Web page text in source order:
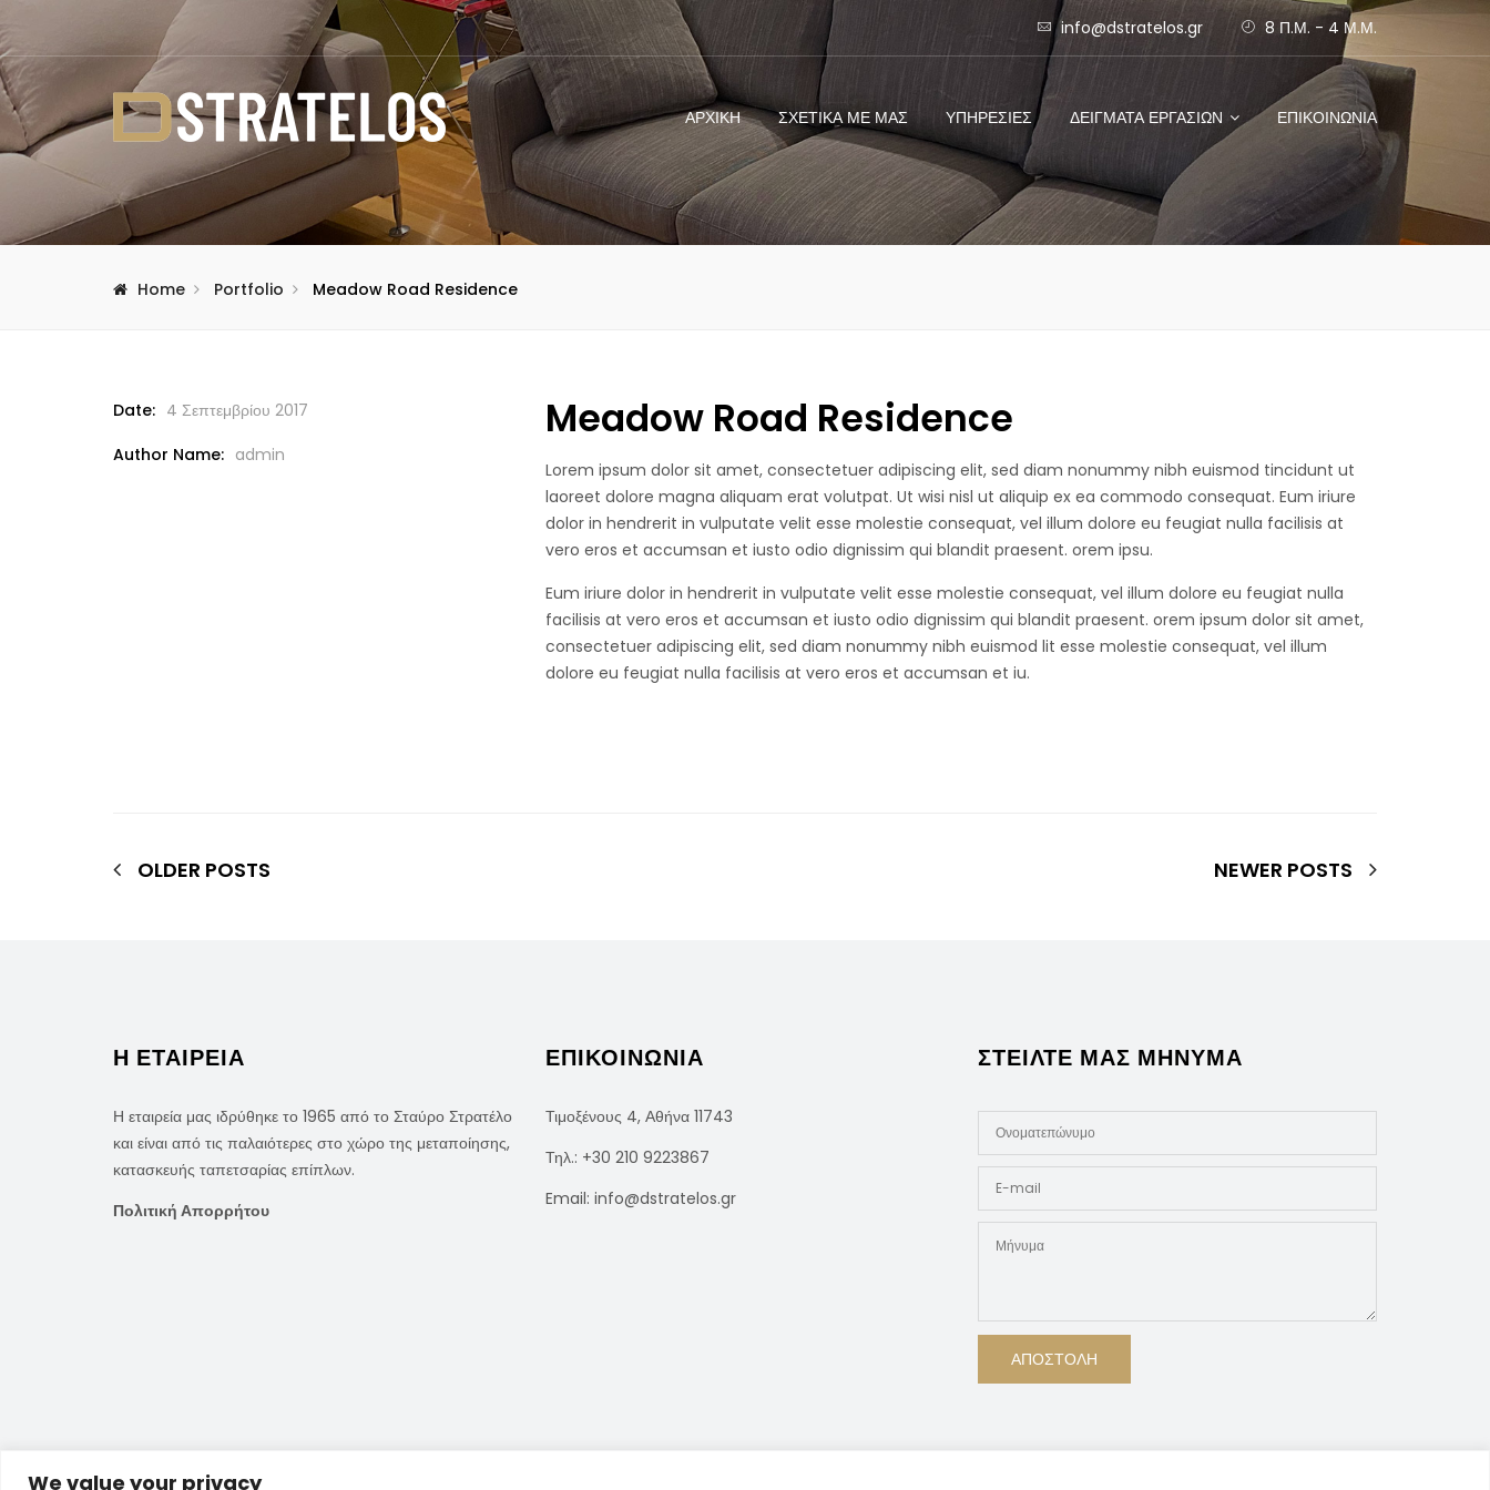
We value your privacy
info@dstratelos.gr 8 Π.Μ. - 4 Μ.Μ.
ΑΡΧΙΚΗ ΣΧΕΤΙΚΑ ΜΕ ΜΑΣ ΥΠΗΡΕΣΙΕΣ ΔΕΙΓΜΑΤΑ ΕΡΓΑΣΙΩΝ ΕΠΙΚΟΙΝΩΝΙΑ
Home Portfolio Meadow Road Residence
Date: 4 Σεπτεμβρίου 2017
Author Name: admin
Meadow Road Residence
Lorem ipsum dolor sit amet, consectetuer adipiscing elit, sed diam nonummy nibh euismod tincidunt ut
laoreet dolore magna aliquam erat volutpat. Ut wisi nisl ut aliquip ex ea commodo consequat. Eum iriure
dolor in hendrerit in vulputate velit esse molestie consequat, vel illum dolore eu feugiat nulla facilisis at
vero eros et accumsan et iusto odio dignissim qui blandit praesent. orem ipsu.
Eum iriure dolor in hendrerit in vulputate velit esse molestie consequat, vel illum dolore eu feugiat nulla
facilisis at vero eros et accumsan et iusto odio dignissim qui blandit praesent. orem ipsum dolor sit amet,
consectetuer adipiscing elit, sed diam nonummy nibh euismod lit esse molestie consequat, vel illum
dolore eu feugiat nulla facilisis at vero eros et accumsan et iu.
OLDER POSTS NEWER POSTS
Η ΕΤΑΙΡΕΙΑ
Η εταιρεία μας ιδρύθηκε το 1965 από το Σταύρο Στρατέλο
και είναι από τις παλαιότερες στο χώρο της μεταποίησης,
κατασκευής ταπετσαρίας επίπλων.
Πολιτική Απορρήτου
ΕΠΙΚΟΙΝΩΝΙΑ
Τιμοξένους 4, Αθήνα 11743
Τηλ.: +30 210 9223867
Email: info@dstratelos.gr
ΣΤΕΙΛΤΕ ΜΑΣ ΜΗΝΥΜΑ